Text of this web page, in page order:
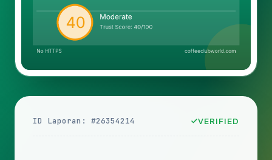
ID Laporan: #26354214 VERIFIED